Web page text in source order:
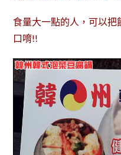
食量大一點的人，可以
口唷!!